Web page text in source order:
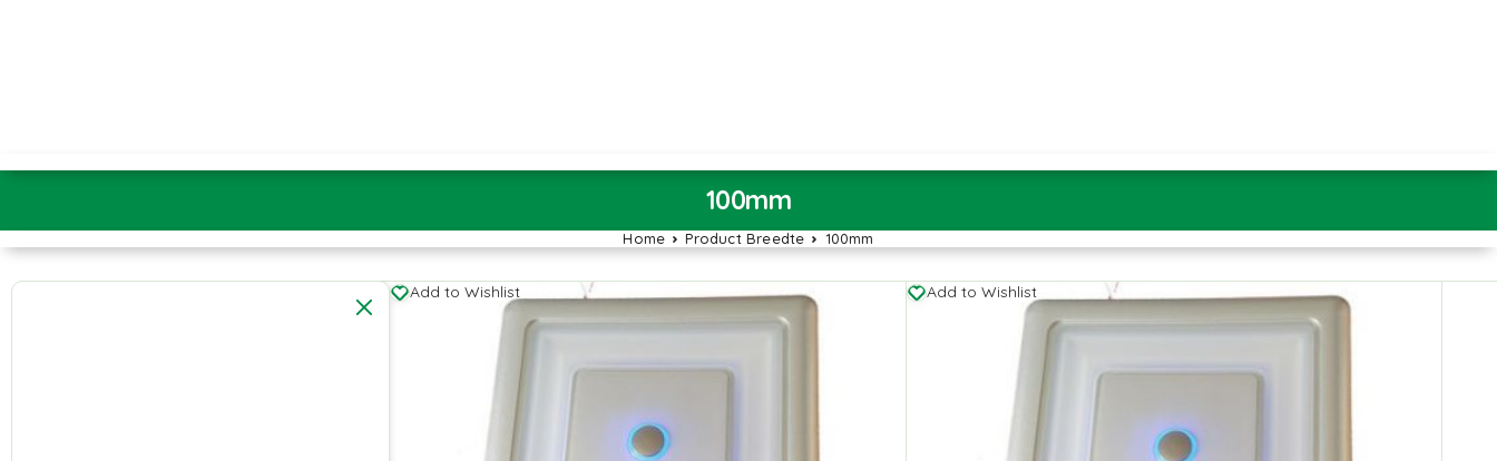
100mm
Home Product Breedte 100mm
Add to Wishlist Add to Wishlist